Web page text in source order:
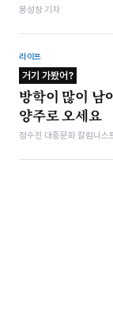
봉성창 기자
라이프
거기 가봤어?
방학이 많이 남
양주로 오세요
정수진 대중문화 칼럼니스